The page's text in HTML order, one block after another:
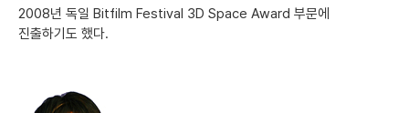
2008년 독일 Bitfilm Festival 3D Space Award 부문에
진출하기도 했다.